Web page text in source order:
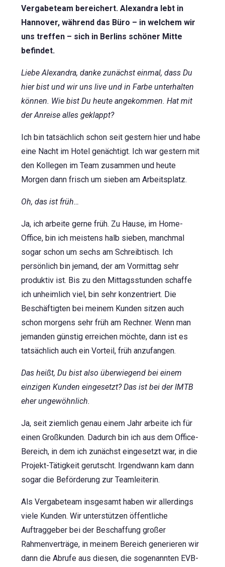
Vergabeteam bereichert. Alexandra lebt in
Hannover, während das Büro – in welchem wir
uns treffen – sich in Berlins schöner Mitte
befindet.
Liebe Alexandra, danke zunächst einmal, dass Du
hier bist und wir uns live und in Farbe unterhalten
können. Wie bist Du heute angekommen. Hat mit
der Anreise alles geklappt?
Ich bin tatsächlich schon seit gestern hier und habe
eine Nacht im Hotel genächtigt. Ich war gestern mit
den Kollegen im Team zusammen und heute
Morgen dann frisch um sieben am Arbeitsplatz.
Oh, das ist früh…
Ja, ich arbeite gerne früh. Zu Hause, im Home-
Office, bin ich meistens halb sieben, manchmal
sogar schon um sechs am Schreibtisch. Ich
persönlich bin jemand, der am Vormittag sehr
produktiv ist. Bis zu den Mittagsstunden schaffe
ich unheimlich viel, bin sehr konzentriert. Die
Beschäftigten bei meinem Kunden sitzen auch
schon morgens sehr früh am Rechner. Wenn man
jemanden günstig erreichen möchte, dann ist es
tatsächlich auch ein Vorteil, früh anzufangen.
Das heißt, Du bist also überwiegend bei einem
einzigen Kunden eingesetzt? Das ist bei der IMTB
eher ungewöhnlich.
Ja, seit ziemlich genau einem Jahr arbeite ich für
einen Großkunden. Dadurch bin ich aus dem Office-
Bereich, in dem ich zunächst eingesetzt war, in die
Projekt-Tätigkeit gerutscht. Irgendwann kam dann
sogar die Beförderung zur Teamleiterin.
Als Vergabeteam insgesamt haben wir allerdings
viele Kunden. Wir unterstützen öffentliche
Auftraggeber bei der Beschaffung großer
Rahmenverträge, in meinem Bereich generieren wir
dann die Abrufe aus diesen, die sogenannten EVB-